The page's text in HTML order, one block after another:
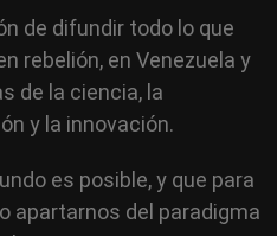
de difundir todo lo que
rebelión, en Venezuela y
de la ciencia, la
y la innovación.
es posible, y que para
apartarnos del paradigma